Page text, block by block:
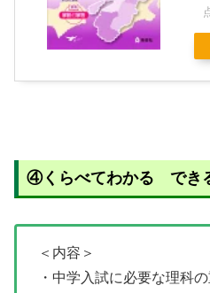
④くらべてわかる でき
＜内容＞
・中学入試に必要な理科